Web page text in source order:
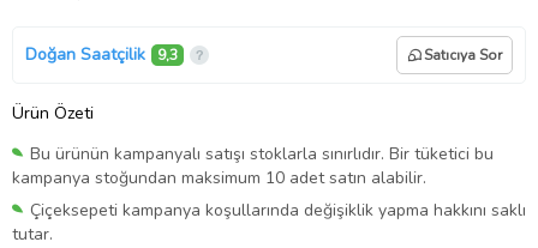
Doğan Saatçilik 9,3 Satıcıya Sor
Ürün Özeti
Bu ürünün kampanyalı satışı stoklarla sınırlıdır. Bir tüketici bu
kampanya stoğundan maksimum 10 adet satın alabilir.
Çiçeksepeti kampanya koşullarında değişiklik yapma hakkını saklı
tutar.